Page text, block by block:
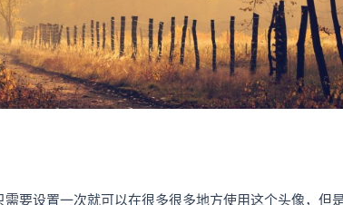
要设置一次就可以在很多很多地方使用这个头像，但